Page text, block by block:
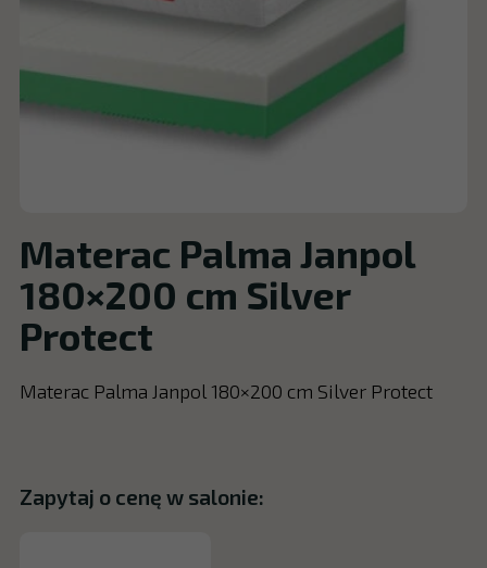
Materac Palma Janpol
180×200 cm Silver
Protect
Materac Palma Janpol 180×200 cm Silver Protect
Zapytaj o cenę w salonie: